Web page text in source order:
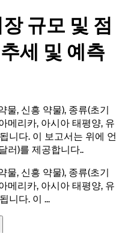
규모 및 점
세 및 예측
물, 신흥 약물), 종류(초기
메리카, 아시아 태평양, 유
니다. 이 보고서는 위에 언
러)를 제공합니다..
물, 신흥 약물), 종류(초기
메리카, 아시아 태평양, 유
니다. 이 ...